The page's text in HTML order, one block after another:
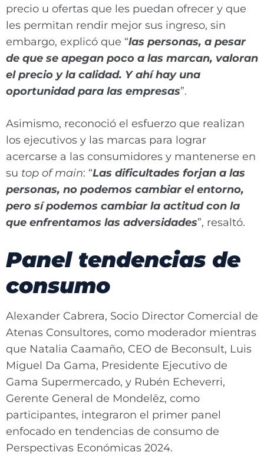
precio u ofertas que les puedan ofrecer y que
les permitan rendir mejor sus ingreso, sin
embargo, explicó que “las personas, a pesar
de que se apegan poco a las marcan, valoran
el precio y la calidad. Y ahí hay una
oportunidad para las empresas”.
Asimismo, reconoció el esfuerzo que realizan
los ejecutivos y las marcas para lograr
acercarse a las consumidores y mantenerse en
su top of main: “Las dificultades forjan a las
personas, no podemos cambiar el entorno,
pero sí podemos cambiar la actitud con la
que enfrentamos las adversidades”, resaltó.
Panel tendencias de
consumo
Alexander Cabrera, Socio Director Comercial de
Atenas Consultores, como moderador mientras
que Natalia Caamaño, CEO de Beconsult, Luis
Miguel Da Gama, Presidente Ejecutivo de
Gama Supermercado, y Rubén Echeverri,
Gerente General de Mondelēz, como
participantes, integraron el primer panel
enfocado en tendencias de consumo de
Perspectivas Económicas 2024.